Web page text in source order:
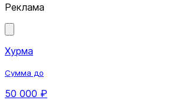
Реклама
Хурма
Сумма до
50 000 ₽